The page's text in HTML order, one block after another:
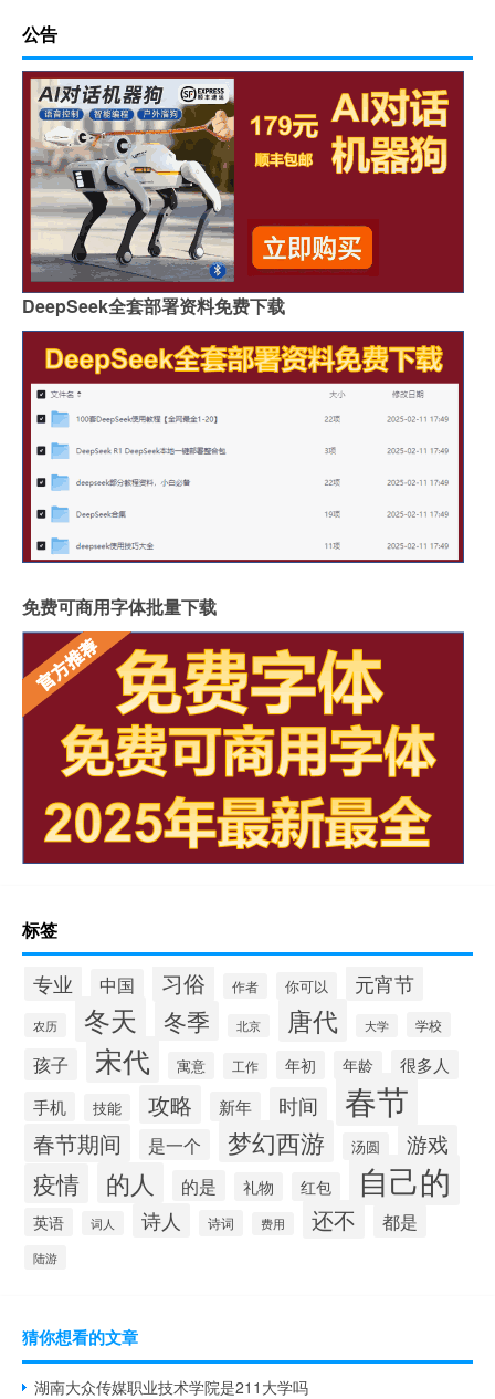
公告
DeepSeek全套部署资料免费下载
免费可商用字体批量下载
标签
专业 中国 习俗 作者 你可以 元宵节
农历 冬天 冬季 北京 唐代 大学 学校
孩子 宋代 寓意 工作 年初 年龄
很多人
手机
技能 攻略 新年 时间 春节
春节期间 是一个 梦幻西游 汤圆 游戏
疫情 的人 的是 礼物 红包 自己的
英语 词人 诗人 诗词 费用 还不 都是
陆游
猜你想看的文章
湖南大众传媒职业技术学院是211大学吗